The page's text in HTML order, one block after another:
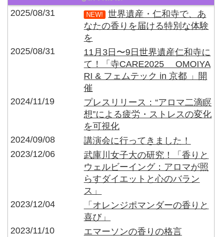
2025/08/31
NEW!
世界遺産・仁和寺で、あ
なたの香りを届ける特別な体験
を
2025/08/31
11月3日〜9日世界遺産仁和寺に
て！「寺CARE2025 OMOIYA
RI & フェムテック in 京都 」開
催
2024/11/19
プレスリリース：“アロマ二滴瞑
想”による疲労・ストレスの変化
を可視化
2024/09/08
講演会に行ってきました！
2023/12/06
武庫川女子大の研究！「香りと
ウェルビーイング：アロマが照
らすダイエットと心のバラン
ス」
2023/12/04
「オレンジポマンダーの香りと
喜び」
2023/11/10
エマーソンの香りの格言